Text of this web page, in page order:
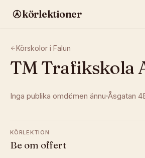
körlektioner
Körskolor i Falun
TM Trafikskola
Inga publika omdömen ännu Åsgatan
KÖRLEKTION
Be om offert